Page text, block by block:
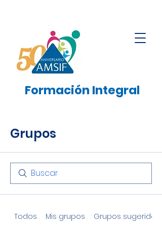
Formación Integral
Grupos
Todos Mis grupos Grupos sugeridos